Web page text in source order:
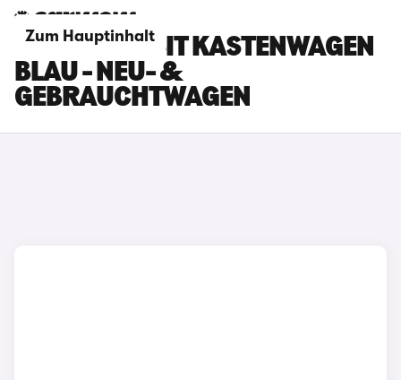
Zum Hauptinhalt
FORD TRANSIT KASTENWAGEN
BLAU - NEU- &
GEBRAUCHTWAGEN